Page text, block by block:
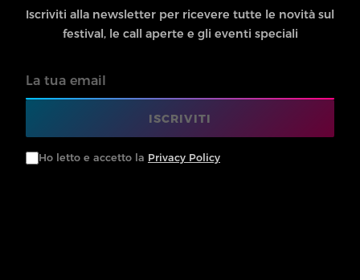
Iscriviti alla newsletter per ricevere tutte le novità sul
festival, le call aperte e gli eventi speciali
Email
ISCRIVITI
Ho letto e accetto la Privacy Policy